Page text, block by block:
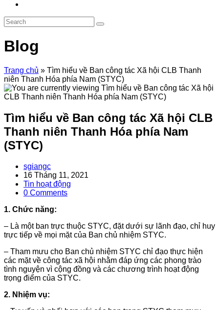
Blog
Trang chủ » Tìm hiểu về Ban công tác Xã hội CLB Thanh
niên Thanh Hóa phía Nam (STYC)
Tìm hiểu về Ban công tác Xã hội CLB
Thanh niên Thanh Hóa phía Nam
(STYC)
Post
author:
sgiangc
Post
published:
16 Tháng 11, 2021
Post
category:
Tin hoạt động
Post
0 Comments
1. Chức năng:
– Là một ban trực thuộc STYC, đặt dưới sự lãnh đạo, chỉ huy
trực tiếp về mọi mặt của Ban chủ nhiệm STYC.
– Tham mưu cho Ban chủ nhiệm STYC chỉ đạo thực hiện
các mặt về công tác xã hội nhằm đáp ứng các phong trào
tình nguyện vì cộng đồng và các chương trình hoạt động
trọng điểm của STYC.
2. Nhiệm vụ: